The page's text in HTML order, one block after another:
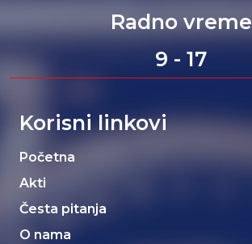
Radno vreme
9 - 17
Korisni linkovi
Početna
Akti
Česta pitanja
O nama